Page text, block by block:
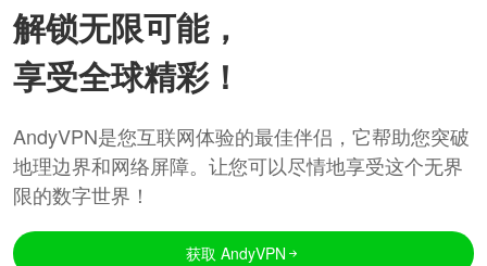
解锁无限可能，
享受全球精彩！
AndyVPN是您互联网体验的最佳伴侣，它帮助您突破
地理边界和网络屏障。让您可以尽情地享受这个无界
限的数字世界！
获取 AndyVPN